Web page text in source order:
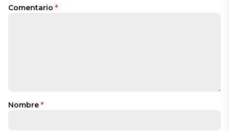
Comentario *
Nombre *